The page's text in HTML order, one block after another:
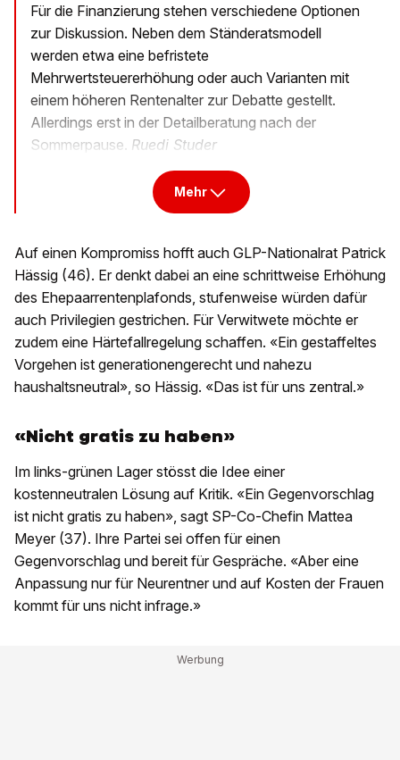
Für die Finanzierung stehen verschiedene Optionen
zur Diskussion. Neben dem Ständeratsmodell
werden etwa eine befristete
Mehrwertsteuererhöhung oder auch Varianten mit
einem höheren Rentenalter zur Debatte gestellt.
Allerdings erst in der Detailberatung nach der
Sommerpause. Ruedi Studer
Mehr
Auf einen Kompromiss hofft auch GLP-Nationalrat Patrick
Hässig (46). Er denkt dabei an eine schrittweise Erhöhung
des Ehepaarrentenplafonds, stufenweise würden dafür
auch Privilegien gestrichen. Für Verwitwete möchte er
zudem eine Härtefallregelung schaffen. «Ein gestaffeltes
Vorgehen ist generationengerecht und nahezu
haushaltsneutral», so Hässig. «Das ist für uns zentral.»
«Nicht gratis zu haben»
Im links-grünen Lager stösst die Idee einer
kostenneutralen Lösung auf Kritik. «Ein Gegenvorschlag
ist nicht gratis zu haben», sagt SP-Co-Chefin Mattea
Meyer (37). Ihre Partei sei offen für einen
Gegenvorschlag und bereit für Gespräche. «Aber eine
Anpassung nur für Neurentner und auf Kosten der Frauen
kommt für uns nicht infrage.»